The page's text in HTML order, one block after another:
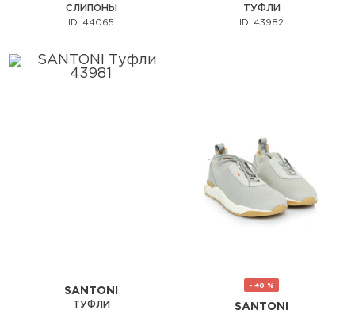
СЛИПОНЫ
ID: 44065
ТУФЛИ
ID: 43982
SANTONI
ТУФЛИ
- 40 %
SANTONI